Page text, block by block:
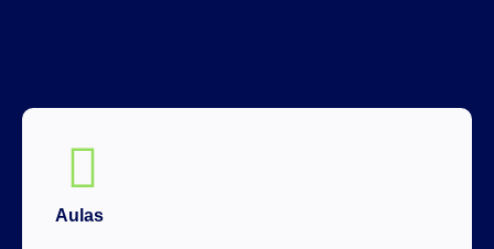
Aulas